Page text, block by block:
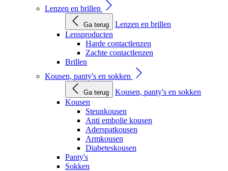
Lenzen en brillen
Ga terug
Lenzen en brillen
Lensproducten
Harde contactlenzen
Zachte contactlenzen
Brillen
Kousen, panty's en sokken
Ga terug
Kousen, panty's en sokken
Kousen
Steunkousen
Anti embolie kousen
Aderspatkousen
Armkousen
Diabeteskousen
Panty's
Sokken